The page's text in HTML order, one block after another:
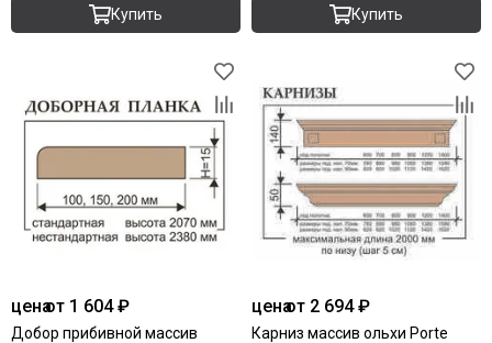
Купить Купить
ценаот 1 604 ₽
Добор прибивной массив
ценаот 2 694 ₽
Карниз массив ольхи Porte